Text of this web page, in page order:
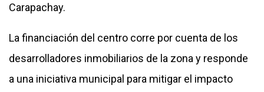
Carapachay.
La financiación del centro corre por cuenta de los
desarrolladores inmobiliarios de la zona y responde
a una iniciativa municipal para mitigar el impacto